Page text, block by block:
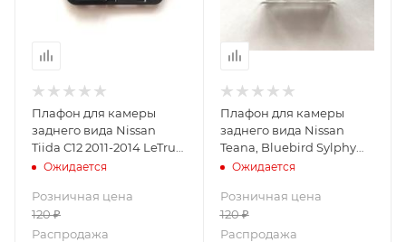
Плафон для камеры
заднего вида Nissan
Tiida C12 2011-2014 LeTrun
3657Ожидается
Розничная цена
120₽
Распродажа
Плафон для камеры
заднего вида Nissan
Teana, Bluebird Sylphy
2005-2012 LeTrun 3628
Ожидается
Розничная цена
120₽
Распродажа